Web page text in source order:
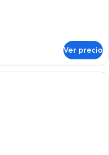
Ver precio
habitación con dos literas, cada